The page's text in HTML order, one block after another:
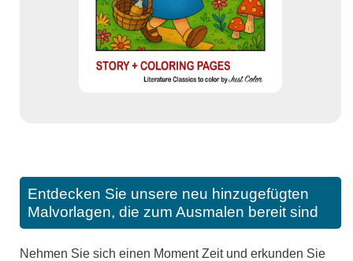
Entdecken Sie unsere neu hinzugefügten
Malvorlagen, die zum Ausmalen bereit sind
Nehmen Sie sich einen Moment Zeit und erkunden Sie